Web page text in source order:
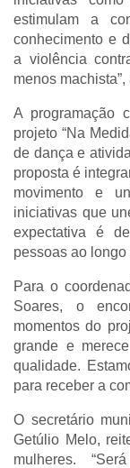
estimulam a
conhecimento e
a violência
menos machista”,
A programação
projeto “Na
de dança e
proposta é
movimento e
iniciativas que
expectativa é
pessoas ao
Para o
Soares, o
momentos do
grande e
qualidade.
para receber a
O secretário
Getúlio Melo,
mulheres.